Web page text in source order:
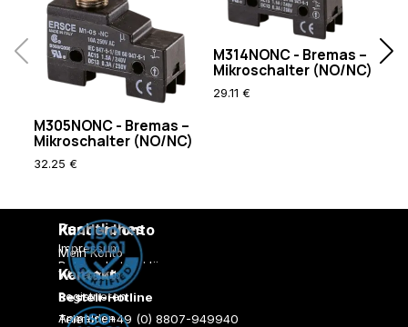
M305NONC - Bremas –
Mikroschalter (NO/NC)
32.25 €
M314NONC - Bremas –
Mikroschalter (NO/NC)
29.11 €
Kundenkonto
Mein Konto
Warenkorb
Registrieren
Anmelden
Kontakt
Bestell-Hotline
Telefon: +49 (0) 8807-949940
Rechtliches
Impressum
Datenschutzerklärung
AGB
Versandkosten
Zahlungsarten